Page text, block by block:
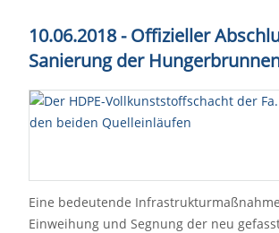
10.06.2018 - Offizieller
Sanierung der
Eine bedeutende
Einweihung und Segnung der neu